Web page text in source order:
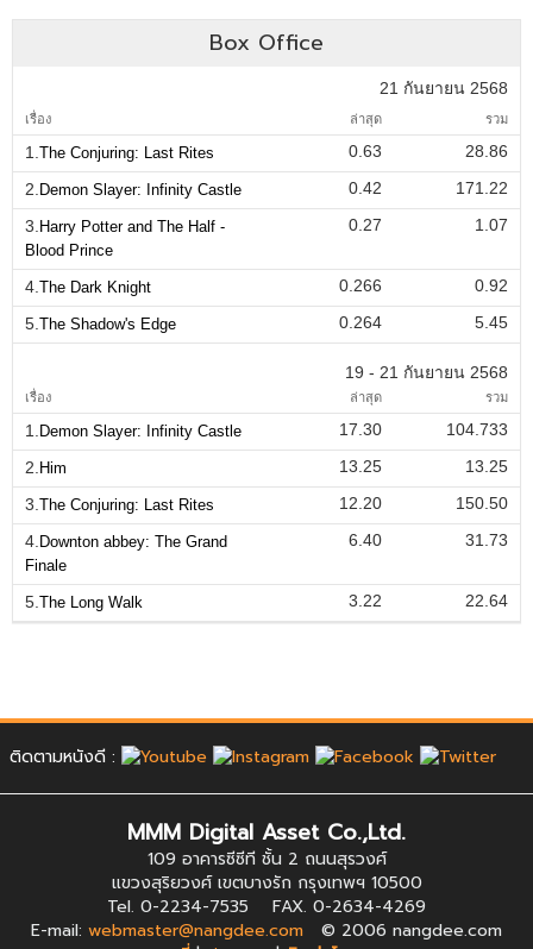
Box Office
21 กันยายน 2568
เรื่อง ล่าสุด รวม
1. The Conjuring: Last Rites 0.63
28.86
2. Demon Slayer: Infinity Castle 0.42
171.22
3. Harry Potter and The Half -
Blood Prince
0.27 1.07
4. The Dark Knight 0.266
0.92
5. The Shadow's Edge 0.264 5.45
19 - 21 กันยายน 2568
เรื่อง ล่าสุด รวม
1. Demon Slayer: Infinity Castle 17.30
104.733
2. Him 13.25
13.25
3. The Conjuring: Last Rites 12.20
150.50
4. Downton abbey: The Grand
Finale
6.40 31.73
5. The Long Walk 3.22 22.64
ติดตามหนังดี :
MMM Digital Asset Co.,Ltd.
109 อาคารซีซีที ชั้น 2 ถนนสุรวงศ์
แขวงสุริยวงศ์ เขตบางรัก กรุงเทพฯ 10500
Tel. 0-2234-7535 FAX. 0-2634-4269
E-mail: webmaster@nangdee.com © 2006 nangdee.com